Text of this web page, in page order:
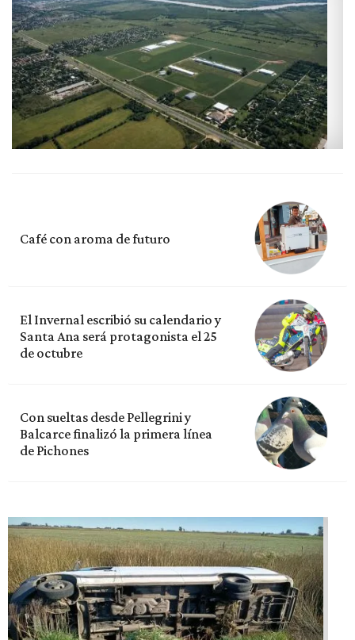
Café con aroma de futuro
El Invernal escribió su calendario y
Santa Ana será protagonista el 25
de octubre
Con sueltas desde Pellegrini y
Balcarce finalizó la primera línea
de Pichones